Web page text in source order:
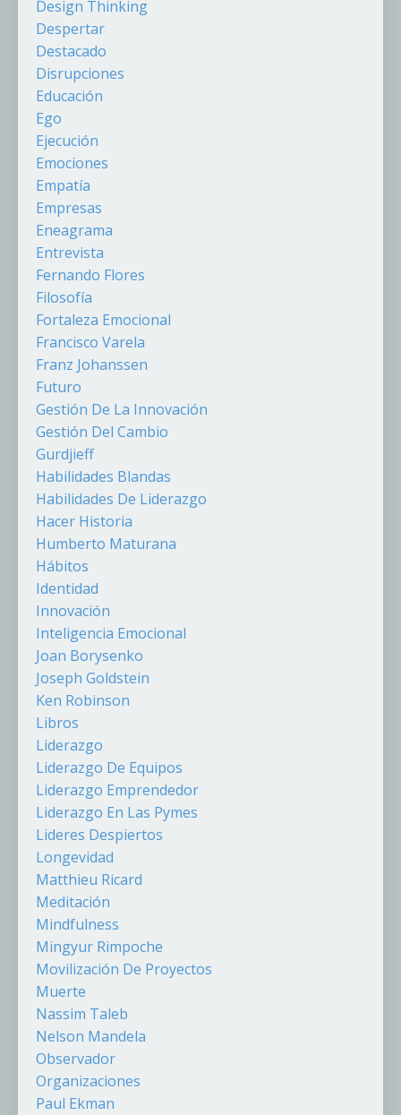
Design Thinking
Despertar
Destacado
Disrupciones
Educación
Ego
Ejecución
Emociones
Empatía
Empresas
Eneagrama
Entrevista
Fernando Flores
Filosofía
Fortaleza Emocional
Francisco Varela
Franz Johanssen
Futuro
Gestión De La Innovación
Gestión Del Cambio
Gurdjieff
Habilidades Blandas
Habilidades De Liderazgo
Hacer Historia
Humberto Maturana
Hábitos
Identidad
Innovación
Inteligencia Emocional
Joan Borysenko
Joseph Goldstein
Ken Robinson
Libros
Liderazgo
Liderazgo De Equipos
Liderazgo Emprendedor
Liderazgo En Las Pymes
Lideres Despiertos
Longevidad
Matthieu Ricard
Meditación
Mindfulness
Mingyur Rimpoche
Movilización De Proyectos
Muerte
Nassim Taleb
Nelson Mandela
Observador
Organizaciones
Paul Ekman